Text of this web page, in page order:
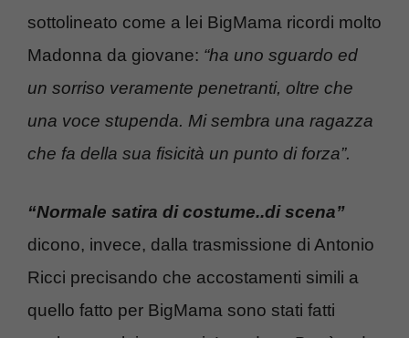
sottolineato come a lei BigMama ricordi molto
Madonna da giovane: “ha uno sguardo ed
un sorriso veramente penetranti, oltre che
una voce stupenda. Mi sembra una ragazza
che fa della sua fisicità un punto di forza”.
“Normale satira di costume..di scena”
dicono, invece, dalla trasmissione di Antonio
Ricci precisando che accostamenti simili a
quello fatto per BigMama sono stati fatti